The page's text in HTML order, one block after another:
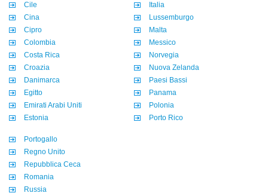
Cile
Cina
Cipro
Colombia
Costa Rica
Croazia
Danimarca
Egitto
Emirati Arabi Uniti
Estonia
Italia
Lussemburgo
Malta
Messico
Norvegia
Nuova Zelanda
Paesi Bassi
Panama
Polonia
Porto Rico
Portogallo
Regno Unito
Repubblica Ceca
Romania
Russia